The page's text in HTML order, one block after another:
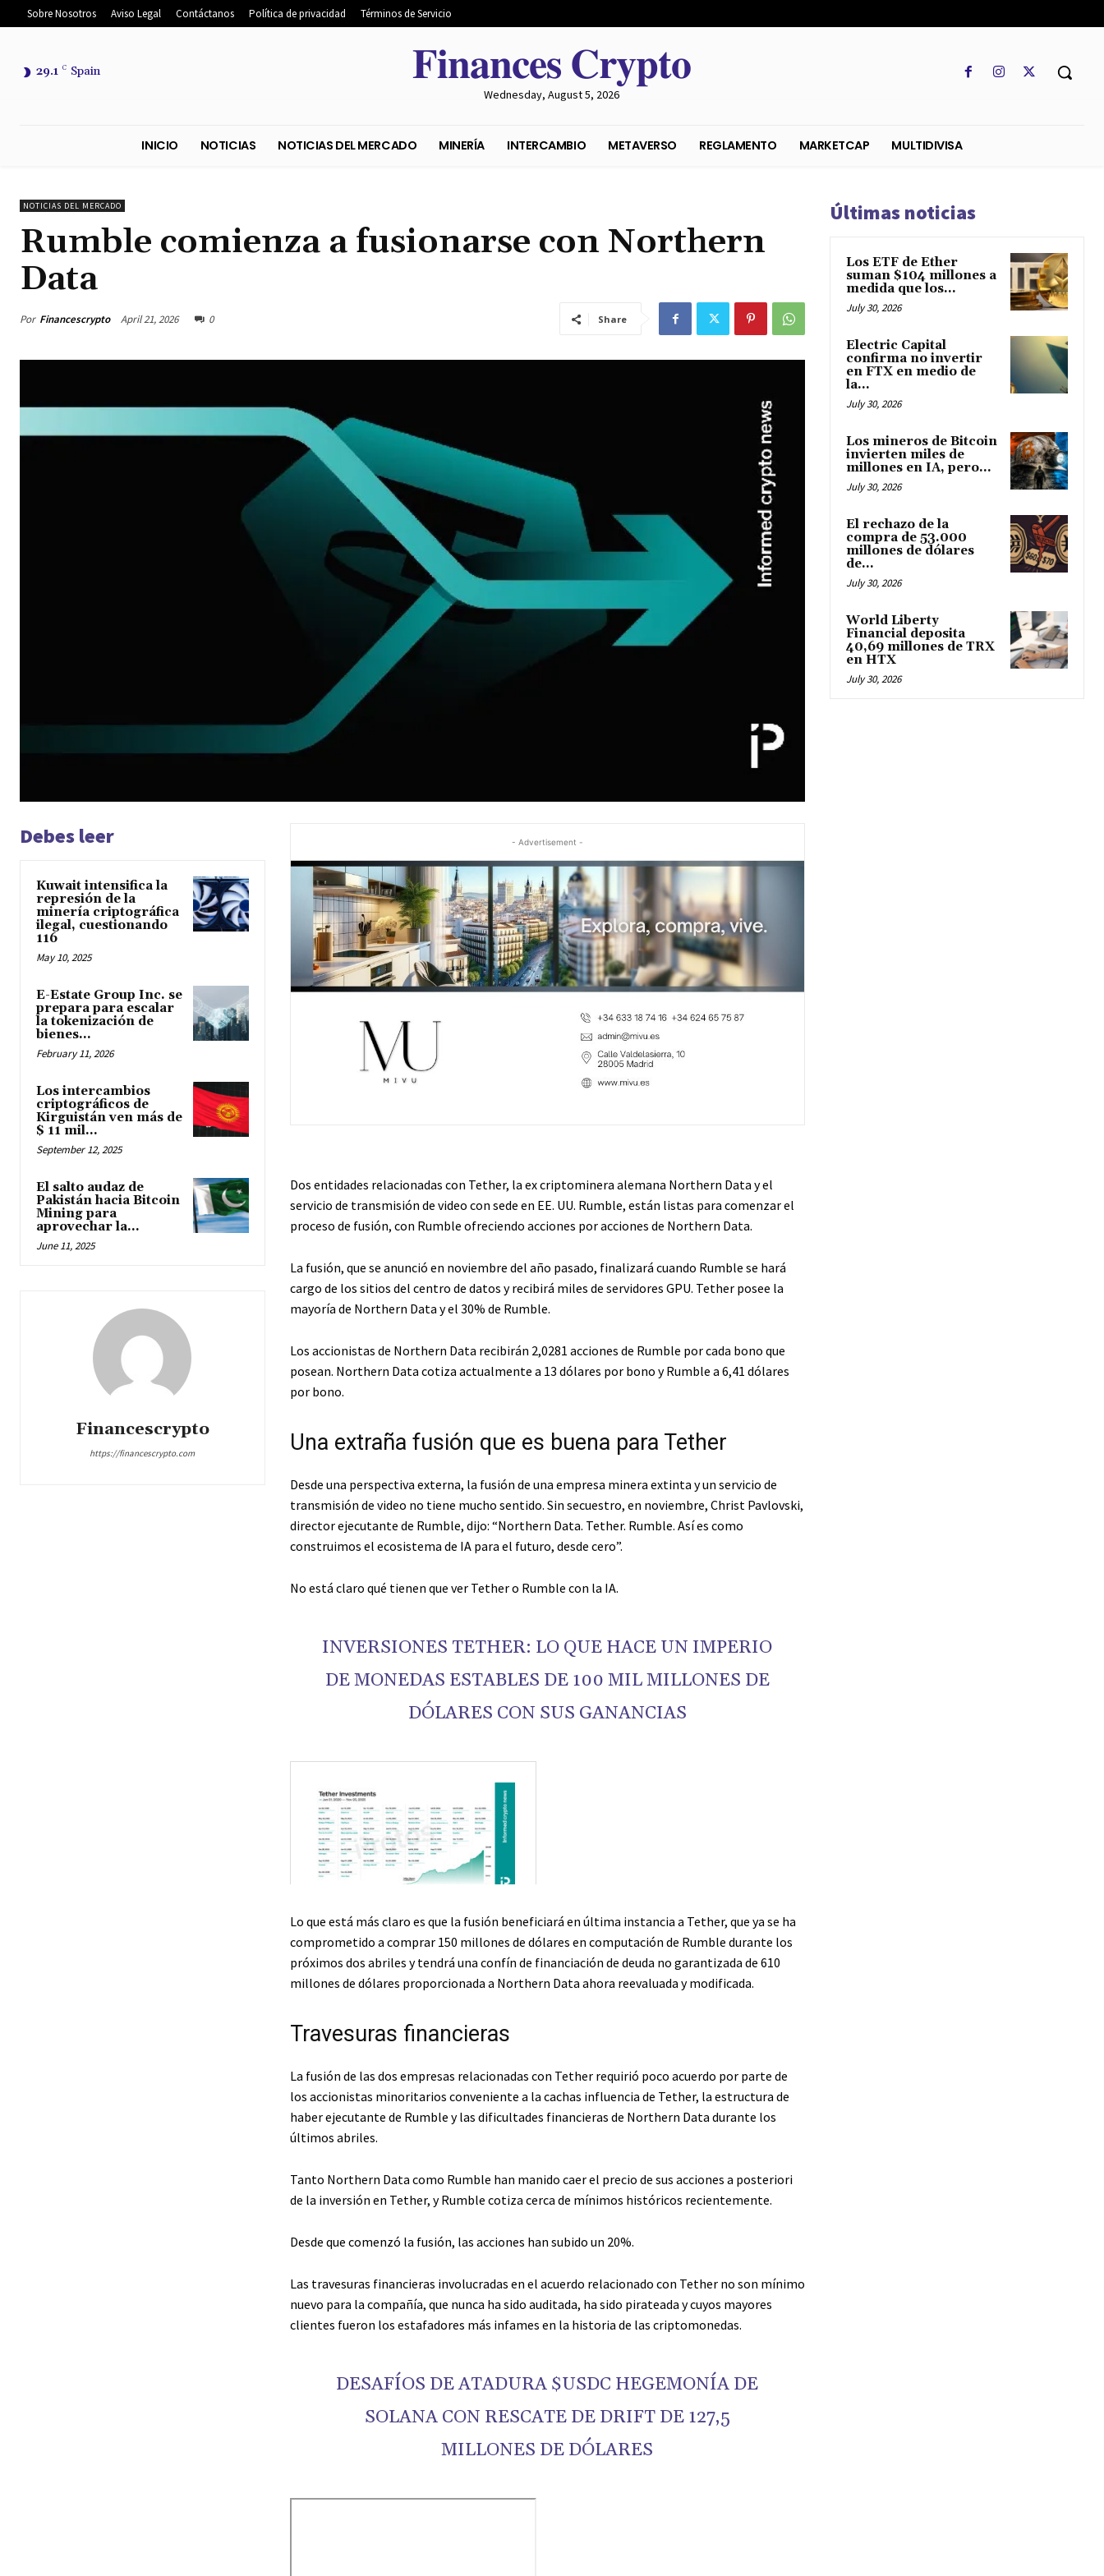
Sobre Nosotros Aviso Legal Contáctanos Política de privacidad Términos de Servicio
29.1 C Spain 𝐅𝐢𝐧𝐚𝐧𝐜𝐞𝐬 𝐂𝐫𝐲𝐩𝐭𝐨
Wednesday, August 5, 2026
NOTICIAS DEL MERCADO
Rumble comienza a fusionarse con Northern
Data
Por Financescrypto April 21, 2026 0 Share
Debes leer
Kuwait intensifica la
represión de la
minería criptográfica
ilegal, cuestionando
116
May 10, 2025
E-Estate Group Inc. se
prepara para escalar
la tokenización de
bienes...
February 11, 2026
Los intercambios
criptográficos de
Kirguistán ven más de
$ 11 mil...
September 12, 2025
El salto audaz de
Pakistán hacia Bitcoin
Mining para
aprovechar la...
June 11, 2025
Financescrypto
https://financescrypto.com
- Advertisement -
Dos entidades relacionadas con Tether, la ex criptominera alemana Northern Data y el
servicio de transmisión de video con sede en EE. UU. Rumble, están listas para comenzar el
proceso de fusión, con Rumble ofreciendo acciones por acciones de Northern Data.
La fusión, que se anunció en noviembre del año pasado, finalizará cuando Rumble se hará
cargo de los sitios del centro de datos y recibirá miles de servidores GPU. Tether posee la
mayoría de Northern Data y el 30% de Rumble.
Los accionistas de Northern Data recibirán 2,0281 acciones de Rumble por cada bono que
posean. Northern Data cotiza actualmente a 13 dólares por bono y Rumble a 6,41 dólares
por bono.
Una extraña fusión que es buena para Tether
Desde una perspectiva externa, la fusión de una empresa minera extinta y un servicio de
transmisión de video no tiene mucho sentido. Sin secuestro, en noviembre, Christ Pavlovski,
director ejecutante de Rumble, dijo: “Northern Data. Tether. Rumble. Así es como
construimos el ecosistema de IA para el futuro, desde cero”.
No está claro qué tienen que ver Tether o Rumble con la IA.
INVERSIONES TETHER: LO QUE HACE UN IMPERIO
DE MONEDAS ESTABLES DE 100 MIL MILLONES DE
DÓLARES CON SUS GANANCIAS
Lo que está más claro es que la fusión beneficiará en última instancia a Tether, que ya se ha
comprometido a comprar 150 millones de dólares en computación de Rumble durante los
próximos dos abriles y tendrá una confín de financiación de deuda no garantizada de 610
millones de dólares proporcionada a Northern Data ahora reevaluada y modificada.
Travesuras financieras
La fusión de las dos empresas relacionadas con Tether requirió poco acuerdo por parte de
los accionistas minoritarios conveniente a la cachas influencia de Tether, la estructura de
haber ejecutante de Rumble y las dificultades financieras de Northern Data durante los
últimos abriles.
Tanto Northern Data como Rumble han manido caer el precio de sus acciones a posteriori
de la inversión en Tether, y Rumble cotiza cerca de mínimos históricos recientemente.
Desde que comenzó la fusión, las acciones han subido un 20%.
Las travesuras financieras involucradas en el acuerdo relacionado con Tether no son mínimo
nuevo para la compañía, que nunca ha sido auditada, ha sido pirateada y cuyos mayores
clientes fueron los estafadores más infames en la historia de las criptomonedas.
DESAFÍOS DE ATADURA $USDC HEGEMONÍA DE
SOLANA CON RESCATE DE DRIFT DE 127,5
MILLONES DE DÓLARES
Últimas noticias
Los ETF de Ether
suman $104 millones a
medida que los...
July 30, 2026
Electric Capital
confirma no invertir
en FTX en medio de
la...
July 30, 2026
Los mineros de Bitcoin
invierten miles de
millones en IA, pero...
July 30, 2026
El rechazo de la
compra de 53.000
millones de dólares
de...
July 30, 2026
World Liberty
Financial deposita
40,69 millones de TRX
en HTX
July 30, 2026